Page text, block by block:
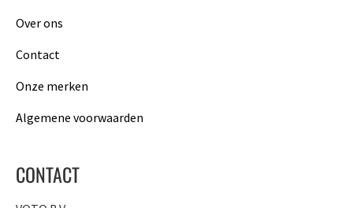
Over ons
Contact
Onze merken
Algemene voorwaarden
CONTACT